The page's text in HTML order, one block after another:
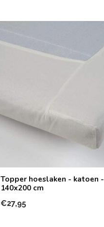
Topper hoeslaken - katoen -
140x200 cm
€27,95